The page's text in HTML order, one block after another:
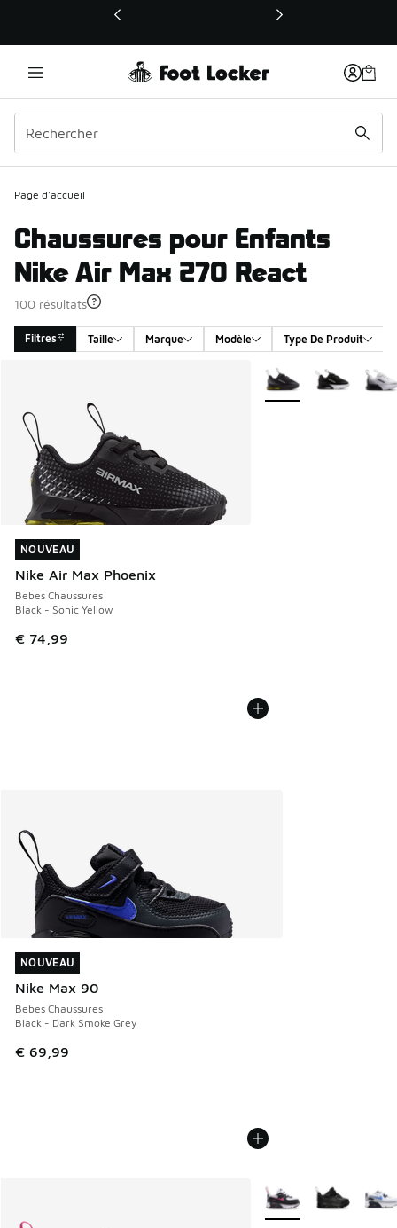
Ce lien ouvrira une nouvelle fenêtre
Page d'accueil
Chaussures pour Enfants
Nike Air Max 270 React
100 résultats
Filtres Taille Marque Modèle Type De Produit
NOUVEAU
Nike Air Max Phoenix
Bebes Chaussures
Black - Sonic Yellow
€ 74,99
NOUVEAU
Plus de couleurs
NOUVEAU
Nike Max 90
Bebes Chaussures
Black - Dark Smoke Grey
€ 69,99
NOUVEAU
Plus de couleurs